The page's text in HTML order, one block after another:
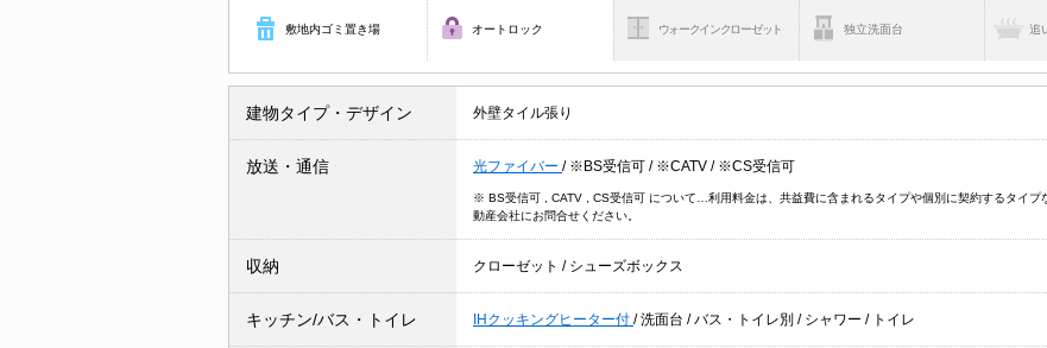
敷地内ゴミ置き場 オートロック ウォークインクローゼット 独立洗面台 追
建物タイプ・デザイン 外壁タイル張り
放送・通信 光ファイバー / ※BS受信可 / ※CATV / ※CS受信可
※ BS受信可 , CATV , CS受信可 について…利用料金は、共益費に含まれるタイプや個別に契約するタイプ
動産会社にお問合せください。
収納 クローゼット / シューズボックス
キッチン/バス・トイレ IHクッキングヒーター付 /洗面台 /バス・トイレ別 / シャワー / トイレ